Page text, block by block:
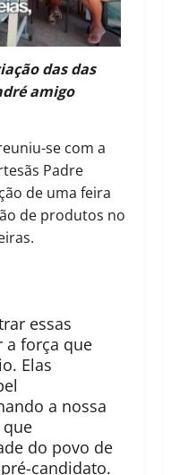
das das
amigo
se com a
Padre
de uma feira
de produtos no
essas
a força que
Elas
a nossa
do povo de
candidato.